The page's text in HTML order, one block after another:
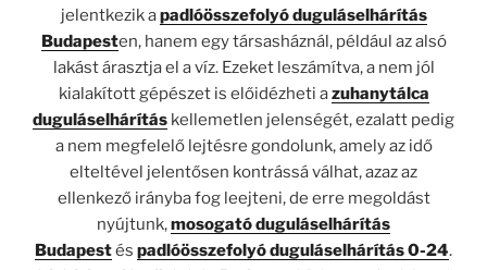
jelentkezik apadlóösszefolyó duguláselhárítás
Budapesten, hanem egy társasháznál, például az alsó
lakást árasztja el a víz. Ezeket leszámítva, a nem jól
kialakított gépészet is előidézheti azuhanytálca
duguláselhárítás kellemetlen jelenségét, ezalatt pedig
a nem megfelelő lejtésre gondolunk, amely az idő
elteltével jelentősen kontrássá válhat, azaz az
ellenkező irányba fog leejteni, de erre megoldást
nyújtunk,mosogató duguláselhárítás
Budapestés padlóösszefolyó duguláselhárítás 0-24.